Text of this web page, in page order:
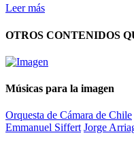
Leer más
OTROS CONTENIDOS
Músicas para la imagen
Orquesta de Cámara de Chile
Emmanuel Siffert Jorge